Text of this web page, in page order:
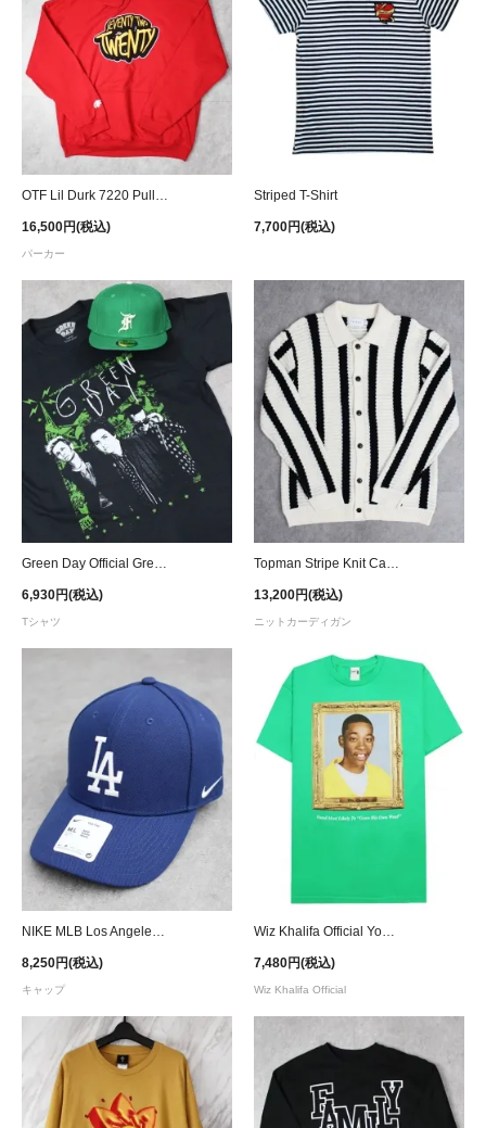
16,500円(税込)
パーカー
Striped T-Shirt
7,700円(税込)
6,930円(税込)
Tシャツ
13,200円(税込)
ニットカーディガン
8,250円(税込)
キャップ
7,480円(税込)
Wiz Khalifa Official